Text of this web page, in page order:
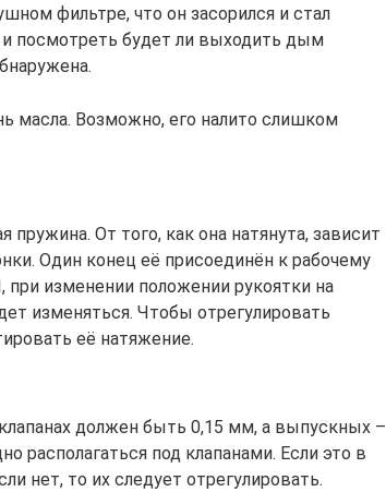
фильтре, что он засорился и стал
посмотреть будет ли выходить дым
масла. Возможно, его налито слишком
пружина. От того, как она натянута, зависит
Один конец её присоединён к рабочему
при изменении положении рукоятки на
изменяться. Чтобы отрегулировать
её натяжение.
должен быть 0,15 мм, а выпускных –
располагаться под клапанами. Если это в
нет, то их следует отрегулировать.